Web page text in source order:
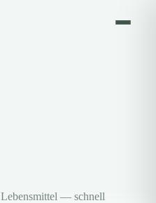
Lebensmittel — schnell